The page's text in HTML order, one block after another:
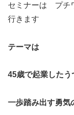
セミナーは プチ
行きます
テーマは
45歳で起業した
一歩踏み出す勇気